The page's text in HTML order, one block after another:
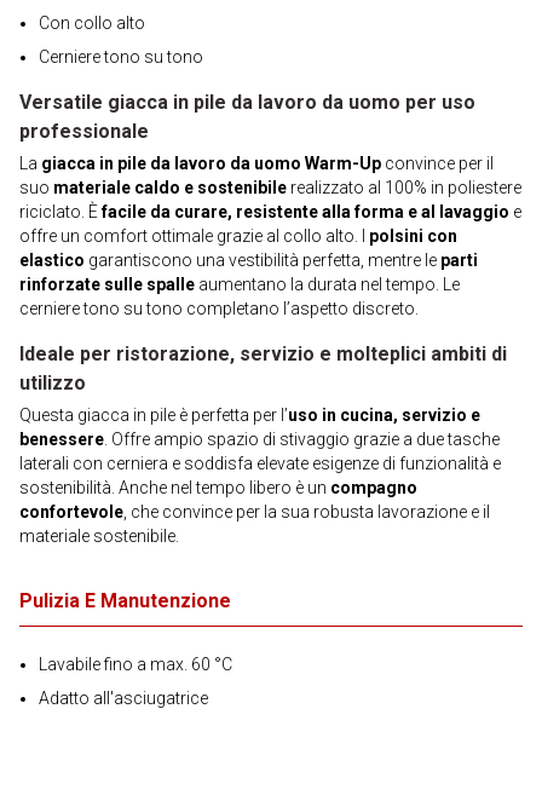
Con collo alto
Cerniere tono su tono
Versatile giacca in pile da lavoro da uomo per uso
professionale
La giacca in pile da lavoro da uomo Warm-Up convince per il
suo materiale caldo e sostenibile realizzato al 100% in poliestere
riciclato. Èfacile da curare, resistente alla forma e al lavaggio e
offre un comfort ottimale grazie al collo alto. I polsini con
elastico garantiscono una vestibilità perfetta, mentre le parti
rinforzate sulle spalle aumentano la durata nel tempo. Le
cerniere tono su tono completano l’aspetto discreto.
Ideale per ristorazione, servizio e molteplici ambiti di
utilizzo
Questa giacca in pile è perfetta per l’uso in cucina, servizio e
benessere . Offre ampio spazio di stivaggio grazie a due tasche
laterali con cerniera e soddisfa elevate esigenze di funzionalità e
sostenibilità. Anche nel tempo libero è un compagno
confortevole , che convince per la sua robusta lavorazione e il
materiale sostenibile.
Pulizia E Manutenzione
Lavabile fino a max. 60 °C
Adatto all'asciugatrice